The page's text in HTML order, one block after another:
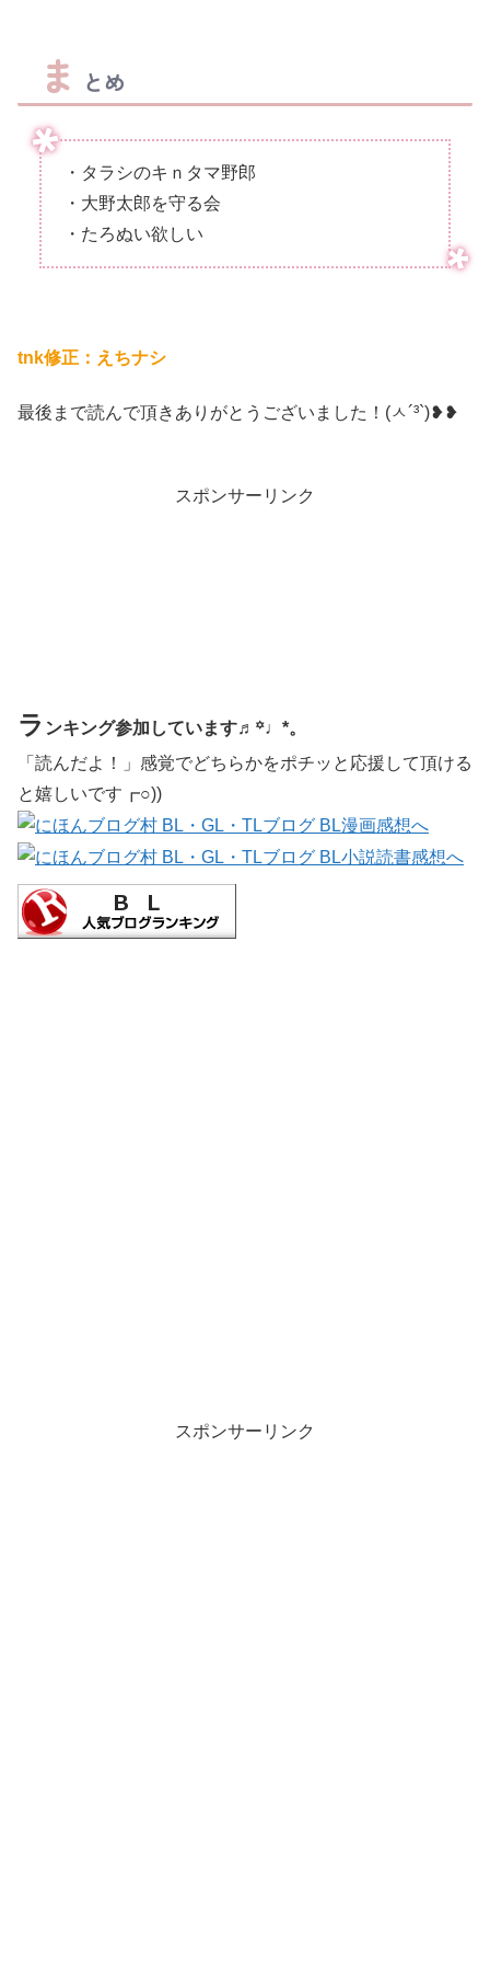
ま とめ
・タラシのキｎタマ野郎
・大野太郎を守る会
・たろぬい欲しい
tnk修正：えちナシ
最後まで読んで頂きありがとうございました！(ㅅ´³`)❥❥
スポンサーリンク
ラ ンキング参加しています♬꙳♩*。
「読んだよ！」感覚でどちらかをポチッと応援して頂ける
と嬉しいです┏○))
スポンサーリンク